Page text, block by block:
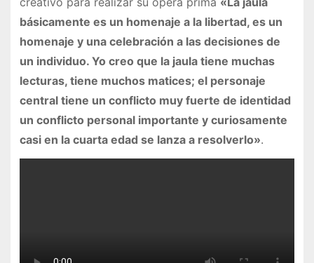
básicamente es un homenaje a la libertad, es un
homenaje y una celebración a las decisiones de
un individuo. Yo creo que la jaula tiene muchas
lecturas, tiene muchos matices; el personaje
central tiene un conflicto muy fuerte de identidad
un conflicto personal importante y curiosamente
casi en la cuarta edad se lanza a resolverlo».